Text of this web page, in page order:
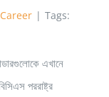
Career | Tags:
এখানে
পররাষ্ট্র